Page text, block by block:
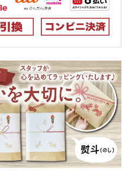
店舗取り寄せ申請
カートに入れる
店舗取り寄せ申請
店舗取り寄せ申請
店舗取り寄せ申請